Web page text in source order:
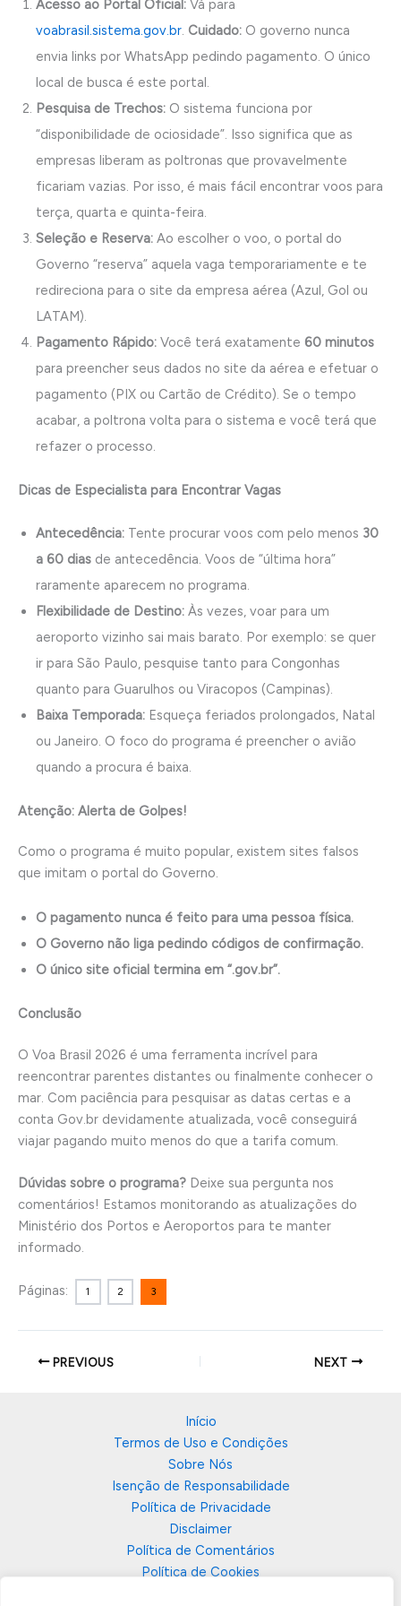
Acesso ao Portal Oficial: Vá para
voabrasil.sistema.gov.br. Cuidado: O governo nunca
envia links por WhatsApp pedindo pagamento. O único
local de busca é este portal.
Pesquisa de Trechos: O sistema funciona por
“disponibilidade de ociosidade”. Isso significa que as
empresas liberam as poltronas que provavelmente
ficariam vazias. Por isso, é mais fácil encontrar voos para
terça, quarta e quinta-feira.
Seleção e Reserva: Ao escolher o voo, o portal do
Governo “reserva” aquela vaga temporariamente e te
redireciona para o site da empresa aérea (Azul, Gol ou
LATAM).
Pagamento Rápido: Você terá exatamente 60 minutos
para preencher seus dados no site da aérea e efetuar o
pagamento (PIX ou Cartão de Crédito). Se o tempo
acabar, a poltrona volta para o sistema e você terá que
refazer o processo.
Dicas de Especialista para Encontrar Vagas
Antecedência: Tente procurar voos com pelo menos 30
a 60 dias de antecedência. Voos de “última hora”
raramente aparecem no programa.
Flexibilidade de Destino: Às vezes, voar para um
aeroporto vizinho sai mais barato. Por exemplo: se quer
ir para São Paulo, pesquise tanto para Congonhas
quanto para Guarulhos ou Viracopos (Campinas).
Baixa Temporada: Esqueça feriados prolongados, Natal
ou Janeiro. O foco do programa é preencher o avião
quando a procura é baixa.
Atenção: Alerta de Golpes!
Como o programa é muito popular, existem sites falsos
que imitam o portal do Governo.
O pagamento nunca é feito para uma pessoa física.
O Governo não liga pedindo códigos de confirmação.
O único site oficial termina em “.gov.br”.
Conclusão
O Voa Brasil 2026 é uma ferramenta incrível para
reencontrar parentes distantes ou finalmente conhecer o
mar. Com paciência para pesquisar as datas certas e a
conta Gov.br devidamente atualizada, você conseguirá
viajar pagando muito menos do que a tarifa comum.
Dúvidas sobre o programa? Deixe sua pergunta nos
comentários! Estamos monitorando as atualizações do
Ministério dos Portos e Aeroportos para te manter
informado.
Páginas: 1 2 3
PREVIOUS NEXT
Início
Termos de Uso e Condições
Sobre Nós
Isenção de Responsabilidade
Política de Privacidade
Disclaimer
Política de Comentários
Política de Cookies